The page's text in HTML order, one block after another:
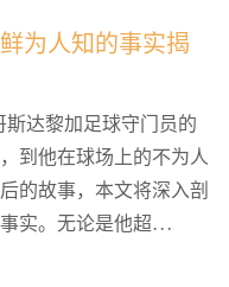
为人知的事实揭
达黎加足球守门员的
到他在球场上的不为人
的故事，本文将深入剖
实。无论是他超...